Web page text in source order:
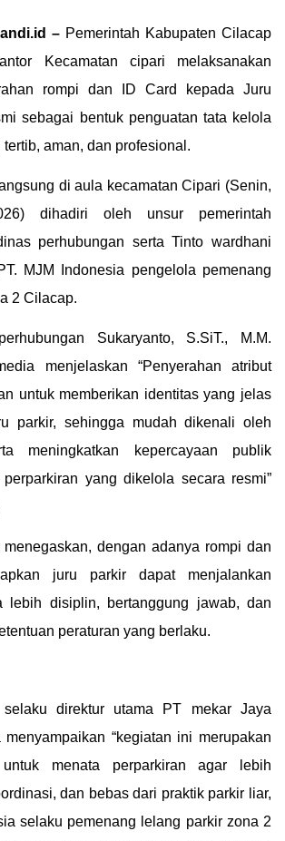
– Pemerintah Kabupaten Cilacap
Kecamatan cipari melaksanakan
rompi dan ID Card kepada Juru
sebagai bentuk penguatan tata kelola
aman, dan profesional.
di aula kecamatan Cipari (Senin,
dihadiri oleh unsur pemerintah
perhubungan serta Tinto wardhani
MJM Indonesia pengelola pemenang
2 Cilacap.
Sukaryanto, S.SiT., M.M.
menjelaskan “Penyerahan atribut
untuk memberikan identitas yang jelas
parkir, sehingga mudah dikenali oleh
meningkatkan kepercayaan publik
yang dikelola secara resmi”
dengan adanya rompi dan
juru parkir dapat menjalankan
lebih disiplin, bertanggung jawab, dan
peraturan yang berlaku.
selaku direktur utama PT mekar Jaya
“kegiatan ini merupakan
menata perparkiran agar lebih
dan bebas dari praktik parkir liar,
selaku pemenang lelang parkir zona 2